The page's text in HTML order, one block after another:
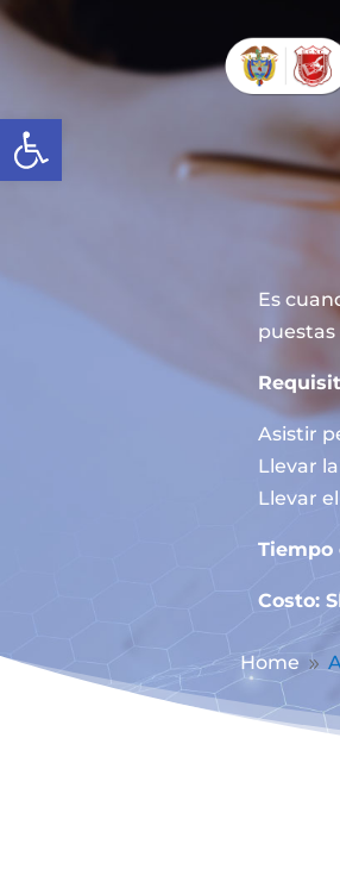
Abrir barra de herramientas
Es
Asistir
Llevar
Llevar
Tiempo
Costo:
Home 9